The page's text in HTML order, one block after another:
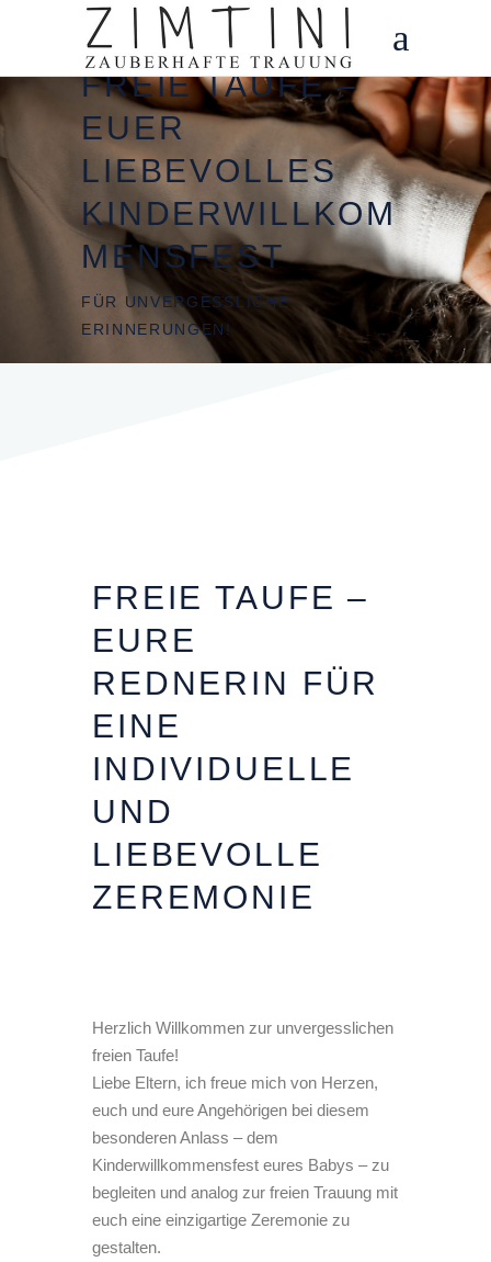
FREIE TAUFE –
EUER
LIEBEVOLLES
KINDERWILLKOM
MENSFEST
FÜR UNVERGESSLICHE
ERINNERUNGEN!
FREIE TAUFE –
EURE
REDNERIN FÜR
EINE
INDIVIDUELLE
UND
LIEBEVOLLE
ZEREMONIE
Herzlich Willkommen zur unvergesslichen
freien Taufe!
Liebe Eltern, ich freue mich von Herzen,
euch und eure Angehörigen bei diesem
besonderen Anlass – dem
Kinderwillkommensfest eures Babys – zu
begleiten und analog zur freien Trauung mit
euch eine einzigartige Zeremonie zu
gestalten.